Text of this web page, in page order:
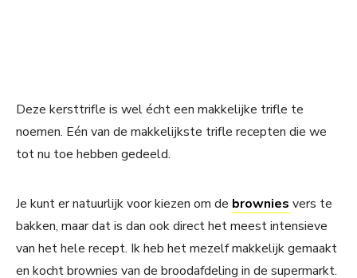
Deze kersttrifle is wel écht een makkelijke trifle te
noemen. Eén van de makkelijkste trifle recepten die we
tot nu toe hebben gedeeld.
Je kunt er natuurlijk voor kiezen om de brownies vers te
bakken, maar dat is dan ook direct het meest intensieve
van het hele recept. Ik heb het mezelf makkelijk gemaakt
en kocht brownies van de broodafdeling in de supermarkt.